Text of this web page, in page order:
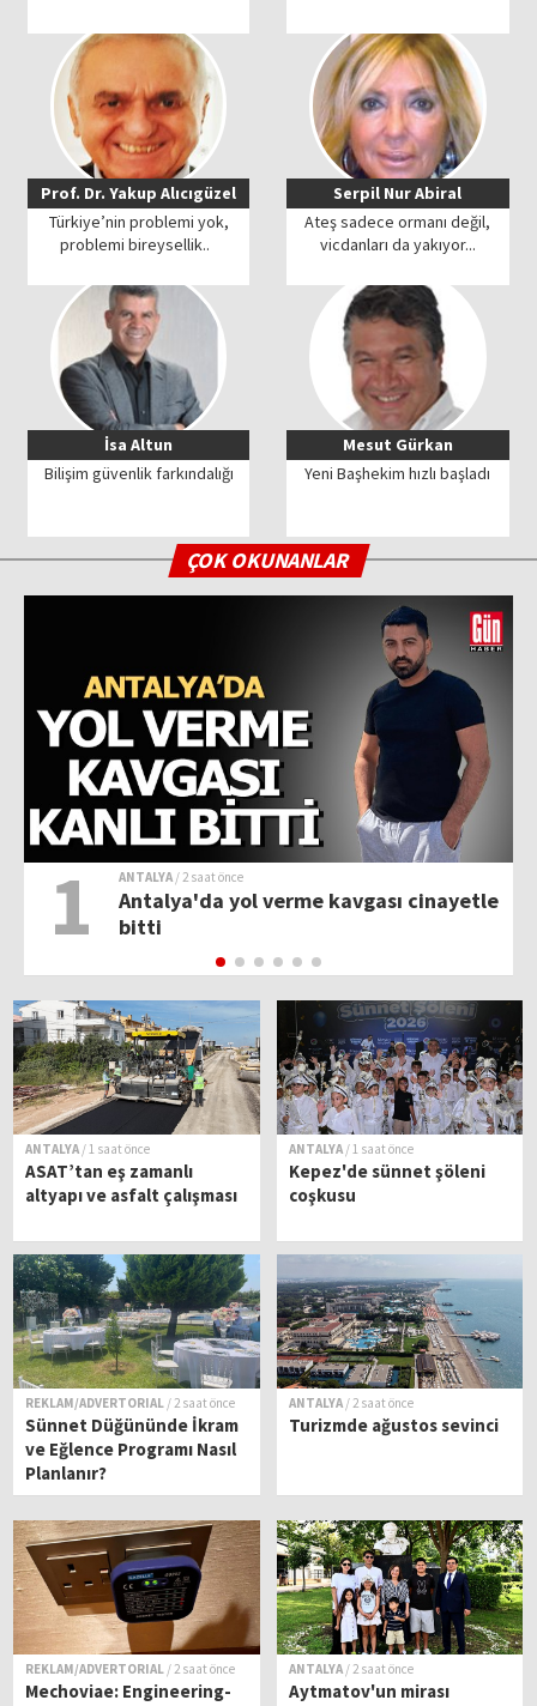
Prof. Dr. Yakup Alıcıgüzel
Türkiye’nin problemi yok,
problemi bireysellik..
Serpil Nur Abiral
Ateş sadece ormanı değil,
vicdanları da yakıyor...
İsa Altun
Bilişim güvenlik farkındalığı
Mesut Gürkan
Yeni Başhekim hızlı başladı
ÇOK OKUNANLAR
1 ANTALYA / 2 saat önce
Antalya'da yol verme kavgası cinayetle
bitti
ANTALYA / 1 saat önce
ASAT’tan eş zamanlı
altyapı ve asfalt çalışması
ANTALYA / 1 saat önce
Kepez'de sünnet şöleni
coşkusu
REKLAM/ADVERTORIAL / 2 saat önce
Sünnet Düğününde İkram
ve Eğlence Programı Nasıl
Planlanır?
ANTALYA / 2 saat önce
Turizmde ağustos sevinci
REKLAM/ADVERTORIAL / 2 saat önce
Mechoviae: Engineering-
ANTALYA / 2 saat önce
Aytmatov'un mirası